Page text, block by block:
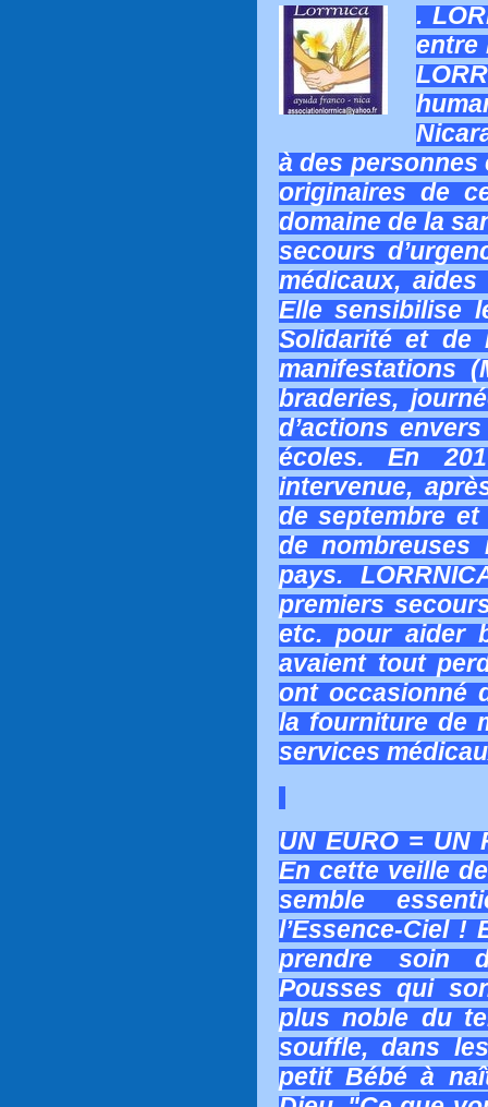
.
entre
à des
originaires de
domaine de la
secours
médicaux,
Elle sensibilise
Solidarité et de
manifestations
braderies,
d’actions
écoles. En
intervenue,
de septembre
de nombreuses
pays.
premiers
etc. pour aider
avaient tout
ont occasionné
la fourniture de
services
UN EURO = UN
En cette veille
semble
l’Essence-Ciel !
prendre soin
Pousses qui
plus noble du
souffle, dans
petit Bébé à